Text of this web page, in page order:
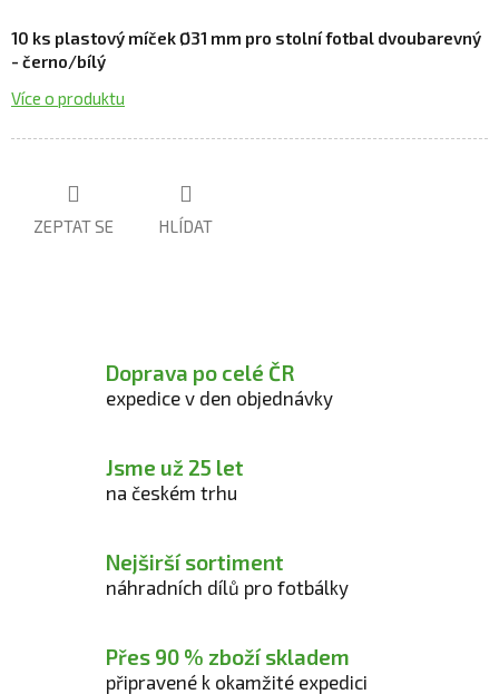
10 ks plastový míček Ø31 mm pro stolní fotbal dvoubarevný
- černo/bílý
Více o produktu
ZEPTAT SE HLÍDAT
Doprava po celé ČR
expedice v den objednávky
Jsme už 25 let
na českém trhu
Nejširší sortiment
náhradních dílů pro fotbálky
Přes 90 % zboží skladem
připravené k okamžité expedici